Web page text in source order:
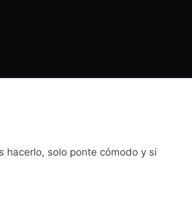
hacerlo, solo ponte cómodo y si